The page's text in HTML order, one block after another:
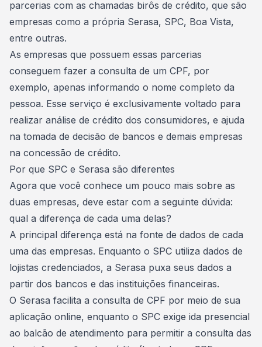
parcerias com as chamadas birôs de crédito, que são
empresas como a própria Serasa, SPC, Boa Vista,
entre outras.
As empresas que possuem essas parcerias
conseguem fazer a consulta de um CPF, por
exemplo, apenas informando o nome completo da
pessoa. Esse serviço é exclusivamente voltado para
realizar análise de crédito dos consumidores, e ajuda
na tomada de decisão de bancos e demais empresas
na concessão de crédito.
Por que SPC e Serasa são diferentes
Agora que você conhece um pouco mais sobre as
duas empresas, deve estar com a seguinte dúvida:
qual a diferença de cada uma delas?
A principal diferença está na fonte de dados de cada
uma das empresas. Enquanto o SPC utiliza dados de
lojistas credenciados, a Serasa puxa seus dados a
partir dos bancos e das instituições financeiras.
O Serasa facilita a consulta de CPF por meio de sua
aplicação online, enquanto o SPC exige ida presencial
ao balcão de atendimento para permitir a consulta das